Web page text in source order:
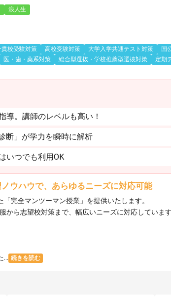
浪人生
貫校受験対策 高校受験対策 大学入学共通テスト対策
国
医・歯・薬系対策 総合型選抜・学校推薦型選抜対策 定期
導。講師のレベルも高い！
断」が学力を瞬時に解析
いつでも利用OK
ウハウで、あらゆるニーズに対応可能
完全マンツーマン授業」を提供いたします。​
ら志望校対策まで、幅広いニーズに対応しています
続きを読む